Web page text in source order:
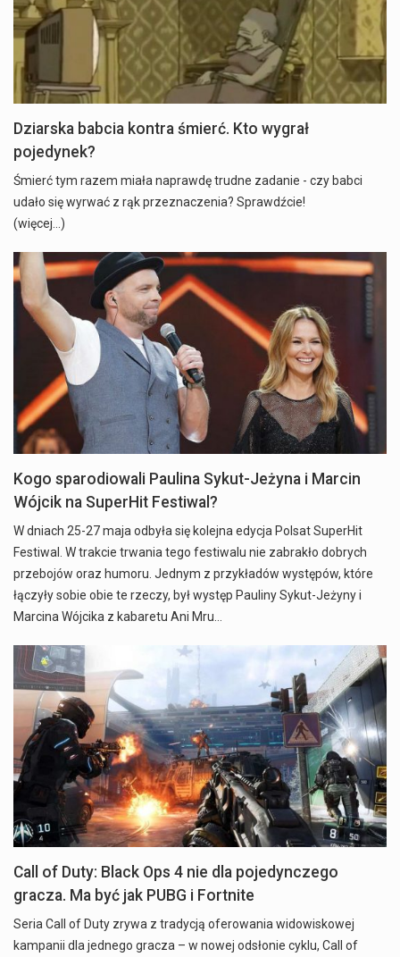
Dziarska babcia kontra śmierć. Kto wygrał
pojedynek?
Śmierć tym razem miała naprawdę trudne zadanie - czy babci
udało się wyrwać z rąk przeznaczenia? Sprawdźcie!
(więcej…)
Kogo sparodiowali Paulina Sykut-Jeżyna i Marcin
Wójcik na SuperHit Festiwal?
W dniach 25-27 maja odbyła się kolejna edycja Polsat SuperHit
Festiwal. W trakcie trwania tego festiwalu nie zabrakło dobrych
przebojów oraz humoru. Jednym z przykładów występów, które
łączyły sobie obie te rzeczy, był występ Pauliny Sykut-Jeżyny i
Marcina Wójcika z kabaretu Ani Mru…
Call of Duty: Black Ops 4 nie dla pojedynczego
gracza. Ma być jak PUBG i Fortnite
Seria Call of Duty zrywa z tradycją oferowania widowiskowej
kampanii dla jednego gracza – w nowej odsłonie cyklu, Call of